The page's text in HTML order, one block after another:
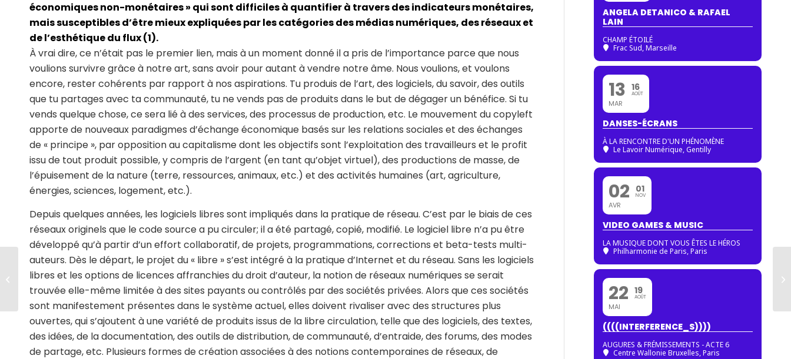
économiques non-monétaires » qui sont difficiles à quantifier à travers des indicateurs monétaires,
mais susceptibles d’être mieux expliquées par les catégories des médias numériques, des réseaux et
de l’esthétique du flux (1).
À vrai dire, ce n’était pas le premier lien, mais à un moment donné il a pris de l’importance parce que nous
voulions survivre grâce à notre art, sans avoir pour autant à vendre notre âme. Nous voulions, et voulons
encore, rester cohérents par rapport à nos aspirations. Tu produis de l’art, des logiciels, du savoir, des outils
que tu partages avec ta communauté, tu ne vends pas de produits dans le but de dégager un bénéfice. Si tu
vends quelque chose, ce sera lié à des services, des processus de production, etc. Le mouvement du copyleft
apporte de nouveaux paradigmes d’échange économique basés sur les relations sociales et des échanges
de « principe », par opposition au capitalisme dont les objectifs sont l’exploitation des travailleurs et le profit
issu de tout produit possible, y compris de l’argent (en tant qu’objet virtuel), des productions de masse, de
l’épuisement de la nature (terre, ressources, animaux, etc.) et des activités humaines (art, agriculture,
énergies, sciences, logement, etc.).
Depuis quelques années, les logiciels libres sont impliqués dans la pratique de réseau. C’est par le biais de ces
réseaux originels que le code source a pu circuler; il a été partagé, copié, modifié. Le logiciel libre n’a pu être
développé qu’à partir d’un effort collaboratif, de projets, programmations, corrections et beta-tests multi-
auteurs. Dès le départ, le projet du « libre » s’est intégré à la pratique d’Internet et du réseau. Sans les logiciels
libres et les options de licences affranchies du droit d’auteur, la notion de réseaux numériques se serait
trouvée elle-même limitée à des sites payants ou contrôlés par des sociétés privées. Alors que ces sociétés
sont manifestement présentes dans le système actuel, elles doivent rivaliser avec des structures plus
ouvertes, qui s’ajoutent à une variété de produits issus de la libre circulation, telle que des logiciels, des textes,
des idées, de la documentation, des outils de distribution, de communauté, d’entraide, des forums, des modes
de partage, etc. Plusieurs formes de création associées à des notions contemporaines de réseaux, de
ANGELA DETANICO & RAFAEL
LAIN
CHAMP ÉTOILÉ
Frac Sud, Marseille
13
MAR
16
AOÛT
DANSES-ÉCRANS
À LA RENCONTRE D'UN PHÉNOMÈNE
Le Lavoir Numérique, Gentilly
02
AVR
01
NOV
VIDEO GAMES & MUSIC
LA MUSIQUE DONT VOUS ÊTES LE HÉROS
Philharmonie de Paris, Paris
22
MAI
19
AOÛT
((((INTERFERENCE_S))))
AUGURES & FRÉMISSEMENTS - ACTE 6
Centre Wallonie Bruxelles, Paris
Daniel Dendra